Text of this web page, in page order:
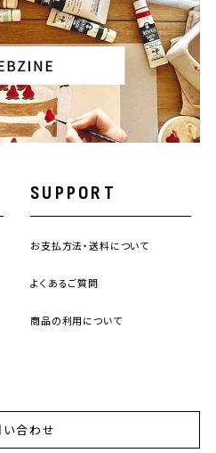
SUPPORT
お支払方法・送料について
よくあるご質問
商品の利用について
い合わせ